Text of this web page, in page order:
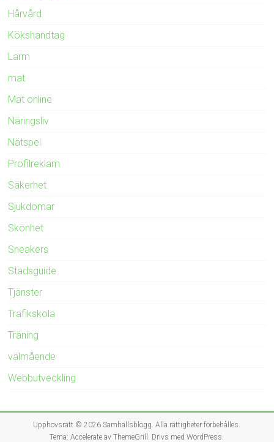
Hårvård
Kökshandtag
Larm
mat
Mat online
Näringsliv
Nätspel
Profilreklam
Säkerhet
Sjukdomar
Skönhet
Sneakers
Stadsguide
Tjänster
Trafikskola
Träning
välmående
Webbutveckling
Upphovsrätt © 2026Samhällsblogg. Alla rättigheter förbehålles.
Tema:Accelerate av ThemeGrill. Drivs medWordPress.